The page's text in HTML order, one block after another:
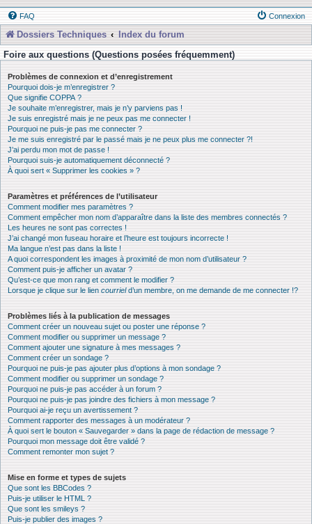
FAQ Connexion
Dossiers Techniques
Index du forum
Foire aux questions (Questions posées fréquemment)
Problèmes de connexion et d’enregistrement
Pourquoi dois-je m’enregistrer ?
Que signifie COPPA ?
Je souhaite m’enregistrer, mais je n’y parviens pas !
Je suis enregistré mais je ne peux pas me connecter !
Pourquoi ne puis-je pas me connecter ?
Je me suis enregistré par le passé mais je ne peux plus me connecter ?!
J’ai perdu mon mot de passe !
Pourquoi suis-je automatiquement déconnecté ?
À quoi sert « Supprimer les cookies » ?
Paramètres et préférences de l’utilisateur
Comment modifier mes paramètres ?
Comment empêcher mon nom d’apparaître dans la liste des membres connectés ?
Les heures ne sont pas correctes !
J’ai changé mon fuseau horaire et l’heure est toujours incorrecte !
Ma langue n’est pas dans la liste !
A quoi correspondent les images à proximité de mon nom d’utilisateur ?
Comment puis-je afficher un avatar ?
Qu’est-ce que mon rang et comment le modifier ?
Lorsque je clique sur le lien courrield’un membre, on me demande de me connecter !?
Problèmes liés à la publication de messages
Comment créer un nouveau sujet ou poster une réponse ?
Comment modifier ou supprimer un message ?
Comment ajouter une signature à mes messages ?
Comment créer un sondage ?
Pourquoi ne puis-je pas ajouter plus d’options à mon sondage ?
Comment modifier ou supprimer un sondage ?
Pourquoi ne puis-je pas accéder à un forum ?
Pourquoi ne puis-je pas joindre des fichiers à mon message ?
Pourquoi ai-je reçu un avertissement ?
Comment rapporter des messages à un modérateur ?
À quoi sert le bouton « Sauvegarder » dans la page de rédaction de message ?
Pourquoi mon message doit être validé ?
Comment remonter mon sujet ?
Mise en forme et types de sujets
Que sont les BBCodes ?
Puis-je utiliser le HTML ?
Que sont les smileys ?
Puis-je publier des images ?